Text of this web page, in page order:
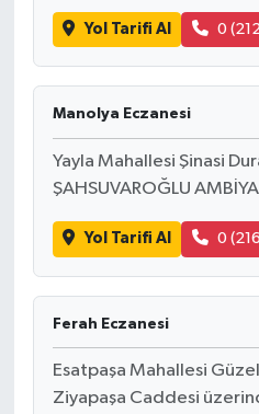
Yol Tarifi Al 0
Manolya Eczanesi
Yayla Mahallesi Şinasi
ŞAHSUVAROĞLU
Yol Tarifi Al 0
Ferah Eczanesi
Esatpaşa Mahallesi
Ziyapaşa Caddesi